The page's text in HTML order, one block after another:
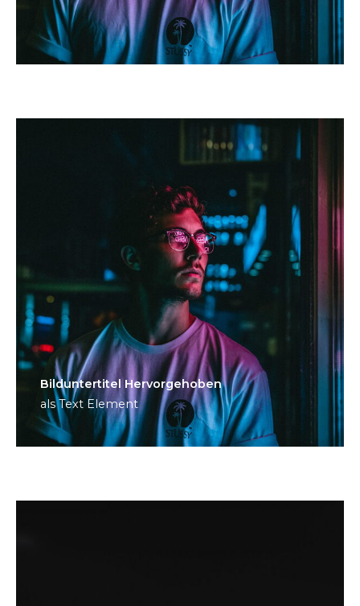
Bild­unter­titel Hervorgehoben
als Text Element